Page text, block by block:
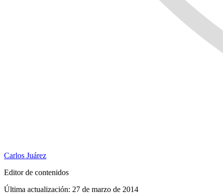
Carlos Juárez
Editor de contenidos
Última actualización: 27 de marzo de 2014